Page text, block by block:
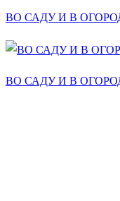
ВО САДУ И В
ВО САДУ И В